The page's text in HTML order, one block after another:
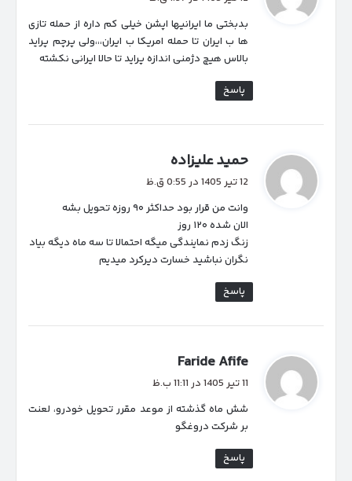
:
بدبختی ما ایرانیها اپشن خیلی کم داره از حمله تازی
ها ب ایران تا حمله امریکا ب ایران،،،ولی پرچم پراید
بالاس هیچ دژمنی اندازه پراید تا حالا ایرانی نکشته
پاسخ
حمید علیزاده
ف
:
12 تیر 1405 در 0:55 ق.ظ
وانت من قرار بود حداکثر ۹۰ روزه تحویل بشه
الان شده ۱۲۰ روز
زنگ زدم نمایندگی میگه احتمالا تا سه ماه دیگه بیاد
نگران نباشید خسارت دیرکرد میدیم
پاسخ
Faride Afife
ف
:
11 تیر 1405 در 11:11 ب.ظ
شش ماه گذشته از موعد مقرر تحویل خودرو، لعنت
بر شرکت دروغگو
پاسخ